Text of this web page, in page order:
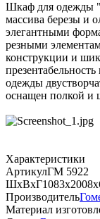
Шкаф для одежды
массива березы и
элегантными
резными
конструкции и
одежды
оснащен полкой и
Характеристики
АртикулГМ 5922
ШхВхГ
Производитель
Материал